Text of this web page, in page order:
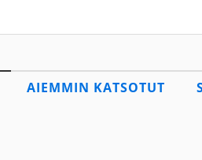
AIEMMIN KATSOTUT